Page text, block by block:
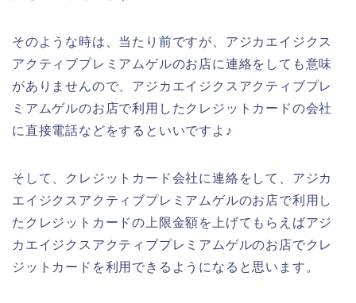
そのような時は、当たり前ですが、アジカエイジクス
アクティブプレミアムゲルのお店に連絡をしても意味
がありませんので、アジカエイジクスアクティブプレ
ミアムゲルのお店で利用したクレジットカードの会社
に直接電話などをするといいですよ♪
そして、クレジットカード会社に連絡をして、アジカ
エイジクスアクティブプレミアムゲルのお店で利用し
たクレジットカードの上限金額を上げてもらえばアジ
カエイジクスアクティブプレミアムゲルのお店でクレ
ジットカードを利用できるようになると思います。